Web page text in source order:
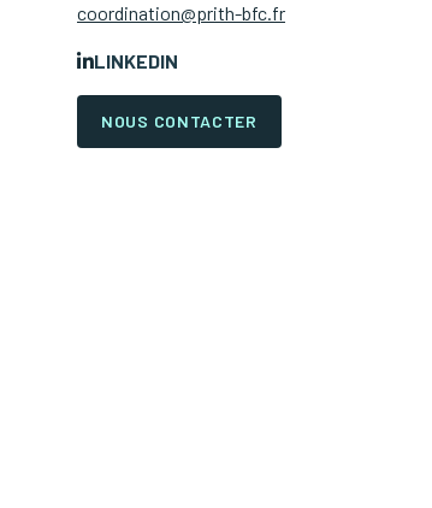
coordination@prith-bfc.fr
LINKEDIN
NOUS CONTACTER